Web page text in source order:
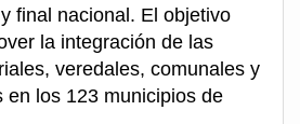
final nacional. El objetivo
la integración de las
veredales, comunales y
en los 123 municipios de